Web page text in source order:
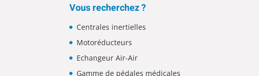
Vous recherchez ?
Centrales inertielles
Motoréducteurs
Echangeur Air-Air
Gamme de pédales médicales